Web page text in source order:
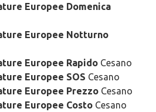
Europee Domenica
Europee Notturno
Europee Rapido Cesano
Europee SOS Cesano
Europee Prezzo Cesano
Europee Costo Cesano